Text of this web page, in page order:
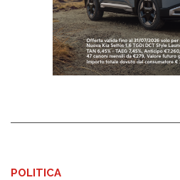
POLITICA